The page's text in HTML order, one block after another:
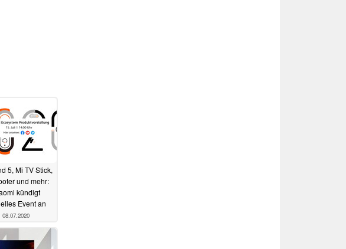
5, Mi TV Stick,
und mehr:
kündigt
Event an
08.07.2020